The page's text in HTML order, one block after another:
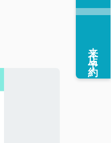
来店予約